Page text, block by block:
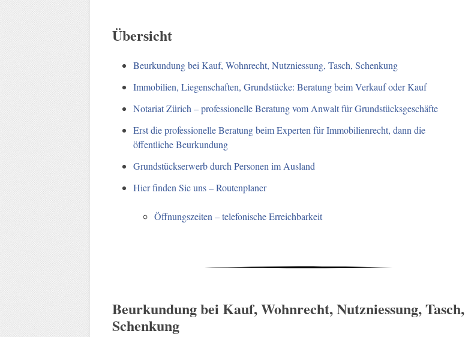
Übersicht
Beurkundung bei Kauf, Wohnrecht, Nutzniessung, Tasch, Schenkung
Immobilien, Liegenschaften, Grundstücke: Beratung beim Verkauf oder Kauf
Notariat Zürich – professionelle Beratung vom Anwalt für Grundstücksgeschäfte
Erst die professionelle Beratung beim Experten für Immobilienrecht, dann die
öffentliche Beurkundung
Grundstückserwerb durch Personen im Ausland
Hier finden Sie uns – Routenplaner
Öffnungszeiten – telefonische Erreichbarkeit
Beurkundung bei Kauf, Wohnrecht, Nutzniessung, Tasch,
Schenkung